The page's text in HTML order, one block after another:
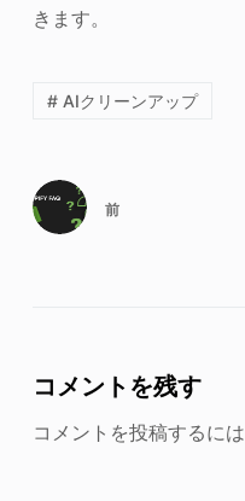
きます。
# AIクリーンアップ
前
コメントを残す
コメントを投稿するには